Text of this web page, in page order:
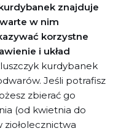
znajduje
w nim
korzystne
i układ
kurdybanek
Jeśli potrafisz
zbierać go
(od kwietnia do
ziołolecznictwa